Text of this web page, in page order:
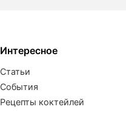
Интересное
Статьи
События
Рецепты коктейлей